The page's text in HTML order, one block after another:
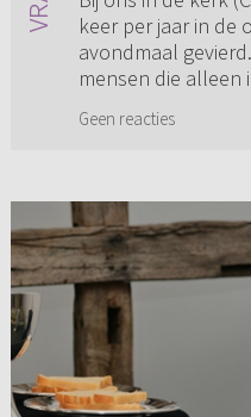
keer per jaar in de
avondmaal
mensen die alleen
Geen reacties